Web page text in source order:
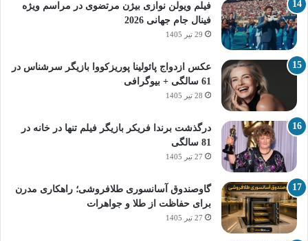
فیلم ویولن نوازی بیژن مرتضوی در مراسم ویژه
فینال جام جهانی 2026
29 تیر 1405
عکس ازدواج پائولینا پوریزکووا بازیگر سرشناس در
61 سالگی + بیوگرافی
28 تیر 1405
درگذشت برندا فریکر بازیگر فیلم تنها در خانه در
81 سالگی
27 تیر 1405
گاوصندوق آسانسوری طلافروشی؛ راهکاری مدرن
برای حفاظت از طلا و جواهرات
27 تیر 1405